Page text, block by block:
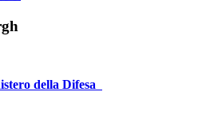
della Difesa